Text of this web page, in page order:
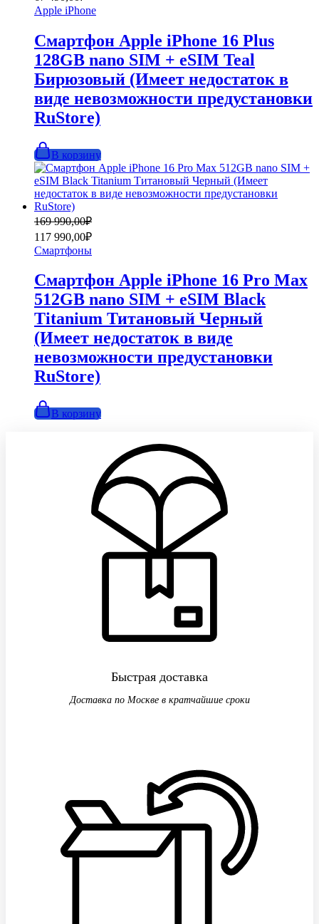
составляла
79
67
490,00₽.
Apple iPhone
Смартфон Apple iPhone 16 Plus
128GB nano SIM + eSIM Teal
Бирюзовый (Имеет недостаток в
виде невозможности предустановки
RuStore)
В корзину
169 990,00₽
Первоначальная
цена
составляла
169
990,00₽.
117 990,00₽
Текущая
цена:
117
990,00₽.
Смартфоны
Смартфон Apple iPhone 16 Pro Max
512GB nano SIM + eSIM Black
Titanium Титановый Черный
(Имеет недостаток в виде
невозможности предустановки
RuStore)
В корзину
Быстрая доставка
Доставка по Москве в кратчайшие сроки